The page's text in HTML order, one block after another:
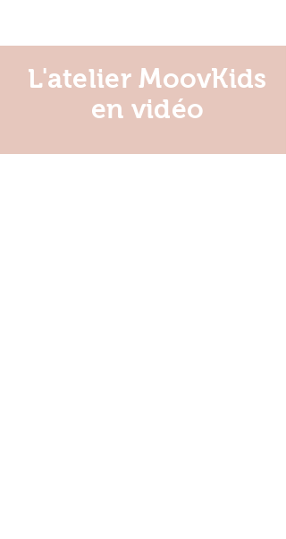
L'atelier MoovKids
en vidéo